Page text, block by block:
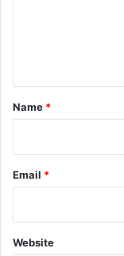
*
Name *
Email *
Website